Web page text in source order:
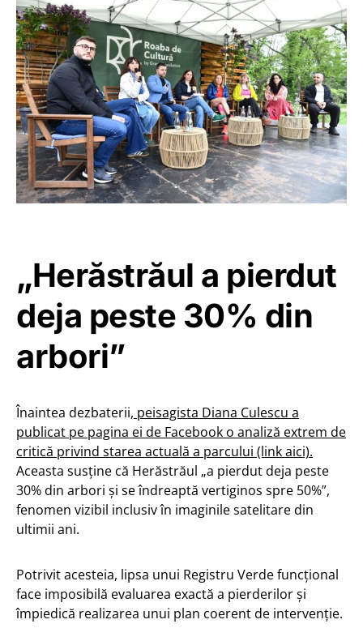
„Herăstrăul a pierdut
deja peste 30% din
arbori”
Înaintea dezbaterii, peisagista Diana Culescu a
publicat pe pagina ei de Facebook o analiză extrem de
critică privind starea actuală a parcului (link aici).
Aceasta susține că Herăstrăul „a pierdut deja peste
30% din arbori și se îndreaptă vertiginos spre 50%”,
fenomen vizibil inclusiv în imaginile satelitare din
ultimii ani.
Potrivit acesteia, lipsa unui Registru Verde funcțional
face imposibilă evaluarea exactă a pierderilor și
împiedică realizarea unui plan coerent de intervenție.